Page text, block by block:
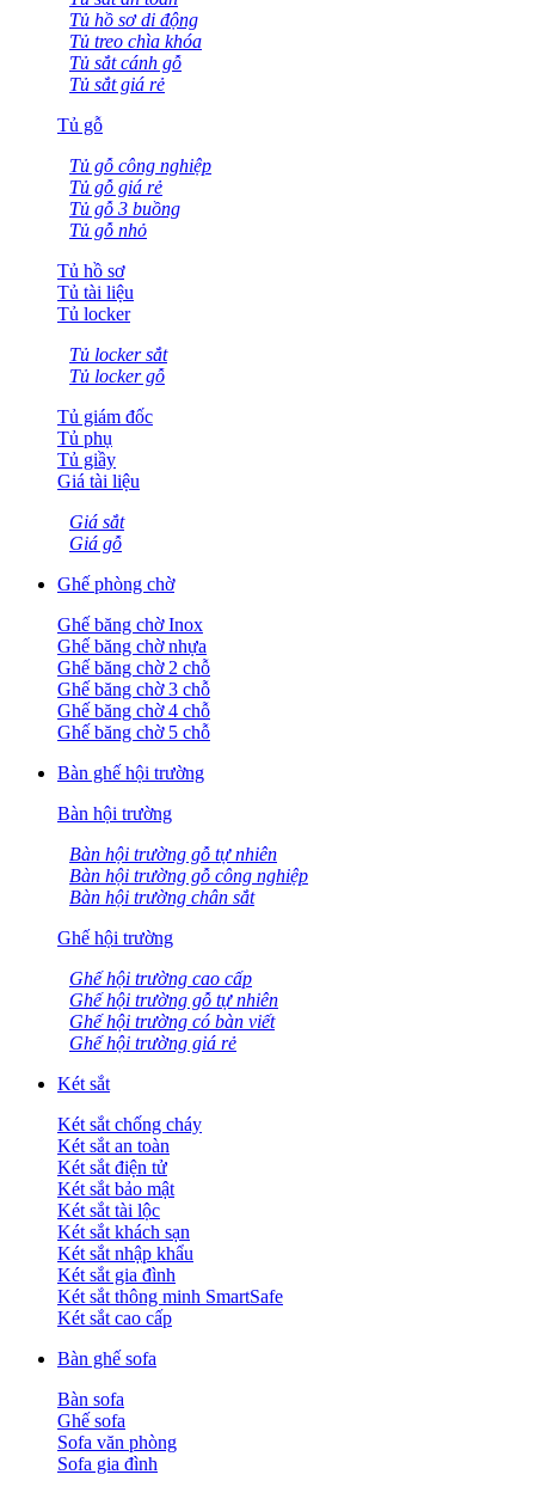
Tủ hồ sơ di động
Tủ treo chìa khóa
Tủ sắt cánh gỗ
Tủ sắt giá rẻ
Tủ gỗ
Tủ gỗ công nghiệp
Tủ gỗ giá rẻ
Tủ gỗ 3 buồng
Tủ gỗ nhỏ
Tủ hồ sơ
Tủ tài liệu
Tủ locker
Tủ locker sắt
Tủ locker gỗ
Tủ giám đốc
Tủ phụ
Tủ giầy
Giá tài liệu
Giá sắt
Giá gỗ
Ghế phòng chờ
Ghế băng chờ Inox
Ghế băng chờ nhựa
Ghế băng chờ 2 chỗ
Ghế băng chờ 3 chỗ
Ghế băng chờ 4 chỗ
Ghế băng chờ 5 chỗ
Bàn ghế hội trường
Bàn hội trường
Bàn hội trường gỗ tự nhiên
Bàn hội trường gỗ công nghiệp
Bàn hội trường chân sắt
Ghế hội trường
Ghế hội trường cao cấp
Ghế hội trường gỗ tự nhiên
Ghế hội trường có bàn viết
Ghế hội trường giá rẻ
Két sắt
Két sắt chống cháy
Két sắt an toàn
Két sắt điện tử
Két sắt bảo mật
Két sắt tài lộc
Két sắt khách sạn
Két sắt nhập khẩu
Két sắt gia đình
Két sắt thông minh SmartSafe
Két sắt cao cấp
Bàn ghế sofa
Bàn sofa
Ghế sofa
Sofa văn phòng
Sofa gia đình